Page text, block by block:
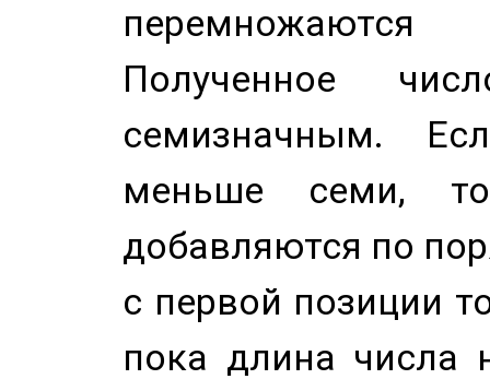
Полученное
семизначным.
меньше семи,
добавляются по
с первой позиции
пока длина числа